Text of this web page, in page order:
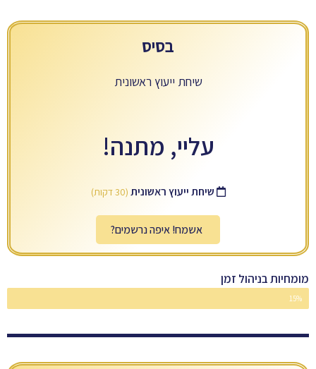
בסיס
שיחת ייעוץ ראשונית
עליי, מתנה!
שיחת ייעוץ ראשונית (30 דקות)
אשמח! איפה נרשמים?
מומחיות בניהול זמן
15%